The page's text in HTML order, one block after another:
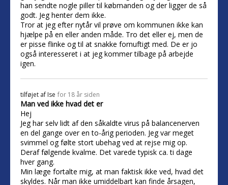
han sendte nogle piller til købmanden og der ligger de så
godt. Jeg henter dem ikke.
Tror at jeg efter nytår vil prøve om kommunen ikke kan
hjælpe på en eller anden måde. Tro det eller ej, men de
er pisse flinke og til at snakke fornuftigt med. De er jo
også interesseret i at jeg kommer tilbage på arbejde
igen.
tilføjet af Ise for 18 år siden
Man ved ikke hvad det er
Hej
Jeg har selv lidt af den såkaldte virus på balancenerven
en del gange over en to-årig perioden. Jeg var meget
svimmel og følte stort ubehag ved at rejse mig op.
Deraf følgende kvalme. Det varede typisk ca. ti dage
hver gang.
Min læge fortalte mig, at man faktisk ikke ved, hvad det
skyldes. Når man ikke umiddelbart kan finde årsagen,